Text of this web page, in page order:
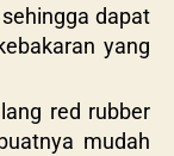
dapat
yang
red rubber
mudah